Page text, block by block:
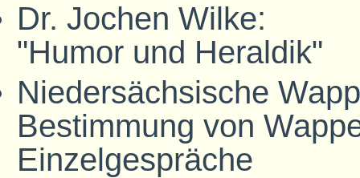
Dr. Jochen Wilke:
"Humor und Heraldik"
Niedersächsische
Bestimmung von
Einzelgespräche